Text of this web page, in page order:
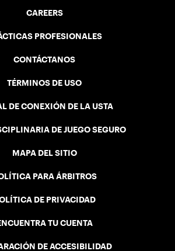
CAREERS
PROFESIONALES
CONTÁCTANOS
TÉRMINOS DE USO
DE CONEXIÓN DE LA USTA
DE JUEGO SEGURO
MAPA DEL SITIO
PARA ÁRBITROS
DE PRIVACIDAD
TU CUENTA
DE ACCESIBILIDAD